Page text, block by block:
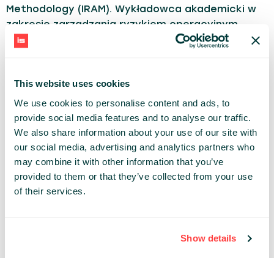
This website uses cookies
We use cookies to personalise content and ads, to
provide social media features and to analyse our traffic.
We also share information about your use of our site with
our social media, advertising and analytics partners who
may combine it with other information that you’ve
provided to them or that they’ve collected from your use
of their services.
Show details
Methodology (IRAM). Wykładowca akademicki w
zakresie zarządzania ryzykiem operacyjnym.
Autor szeregu publikacji i prac naukowych
oraz zarządzania ryzykiem.
Z Grupą PZU związany od 2004 roku. W latach
2009–2015 był odpowiedzialny za inżynierię ryzyka
w PZU SA. Od 2015 roku – lider projektu Centrum
badawczo-rozwojowe PZU LAB SA. W 2017 roku
został powołany do Zarządu PZU LAB SA.